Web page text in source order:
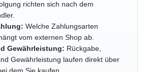
richten sich nach dem
Welche Zahlungsarten
vom externen Shop ab.
Gewährleistung: Rückgabe,
Gewährleistung laufen direkt über